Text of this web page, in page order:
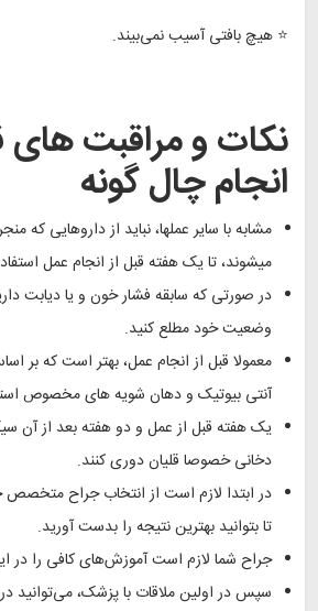
⭐ هیچ بافتی آسیب نمی‌بیند.
نکات و مراقبت های
انجام چال گونه
مشابه با سایر عملها، نباید از داروهایی که
میشوند، تا یک هفته قبل از انجام عمل
در صورتی که سابقه فشار خون و یا دیابت
وضعیت خود مطلع کنید.
معمولا قبل از انجام عمل، بهتر است که بر
آنتی بیوتیک و دهان شویه های مخصوص
یک هفته قبل از عمل و دو هفته بعد از آن
دخانی خصوصا قلیان دوری کنند.
در ابتدا لازم است از انتخاب جراح متخصص
تا بتوانید بهترین نتیجه را بدست آورید.
جراح شما لازم است آموزش‌های کافی را در
سپس در اولین ملاقات با پزشک، می‌توانید